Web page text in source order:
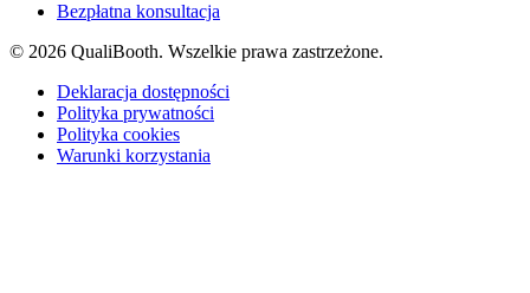
Bezpłatna konsultacja
© 2026 QualiBooth. Wszelkie prawa zastrzeżone.
Deklaracja dostępności
Polityka prywatności
Polityka cookies
Warunki korzystania